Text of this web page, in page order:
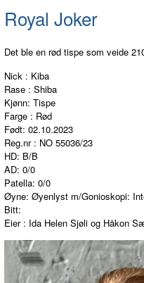
Royal Joker
Det ble en rød tispe som veide
Nick : Kiba
Rase : Shiba
Kjønn: Tispe
Farge : Rød
Født: 02.10.2023
Reg.nr : NO 55036/23
HD: B/B
AD: 0/0
Patella: 0/0
Øyne: Øyenlyst m/Gonioskopi:
Bitt:
Eier : Ida Helen Sjøli og Håkon